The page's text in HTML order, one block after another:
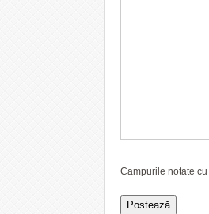
Campurile notate cu